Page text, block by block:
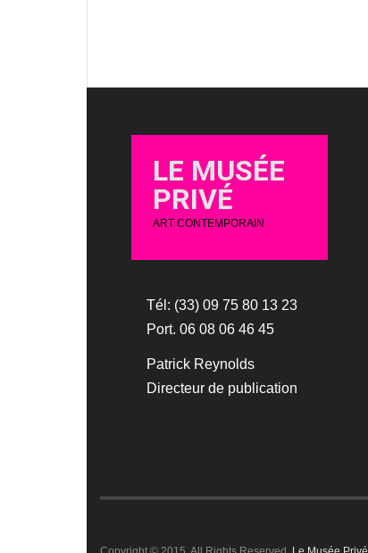
LE MUSÉE
PRIVÉ
ART CONTEMPORAIN
Tél: (33) 09 75 80 13 23
Port. 06 08 06 46 45
Patrick Reynolds
Directeur de publication